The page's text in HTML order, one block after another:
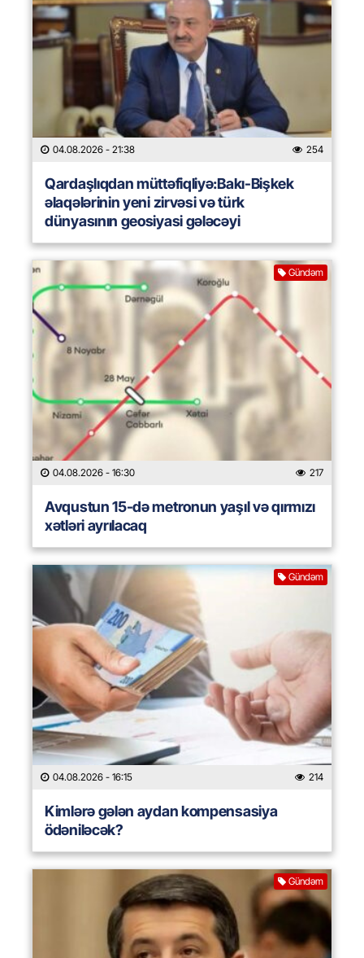
04.08.2026 - 21:38 254
Qardaşlıqdan müttəfiqliyə:Bakı-Bişkek
əlaqələrinin yeni zirvəsi və türk
dünyasının geosiyasi gələcəyi
Gündəm
04.08.2026 - 16:30 217
Avqustun 15-də metronun yaşıl və qırmızı
xətləri ayrılacaq
Gündəm
04.08.2026 - 16:15 214
Kimlərə gələn aydan kompensasiya
ödəniləcək?
Gündəm